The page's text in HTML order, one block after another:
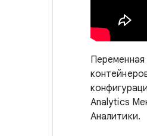
Переменная
Analytics
Аналитики.